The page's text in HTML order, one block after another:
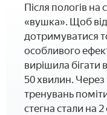
Після пологів на
«вушка». Щоб
дотримуватися
особливого
вирішила бігати
50 хвилин.
тренувань
стегна стали на